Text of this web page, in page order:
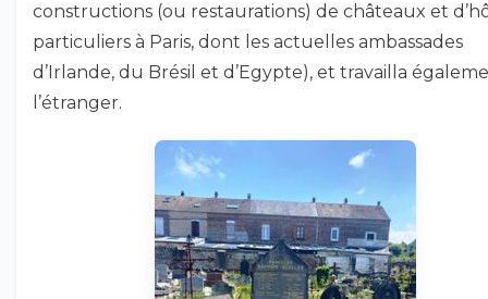
constructions (ou restaurations) de châteaux et
particuliers à Paris, dont les actuelles ambassades
d’Irlande, du Brésil et d’Egypte), et travailla
l’étranger.